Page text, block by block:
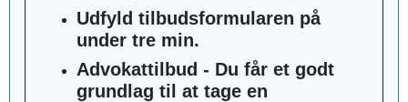
Udfyld tilbudsformularen på
under tre min.
Advokattilbud - Du får et godt
grundlag til at tage en